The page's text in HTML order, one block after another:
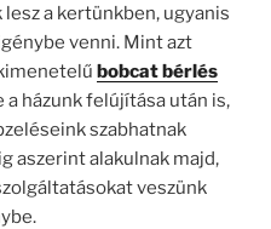
a kertünkben, ugyanis
venni. Mint azt
bobcat bérlés
házunk felújítása után is,
szabhatnak
aszerint alakulnak majd,
veszünk